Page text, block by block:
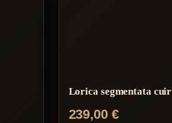
Lorica segmentata cuir
239,00 €